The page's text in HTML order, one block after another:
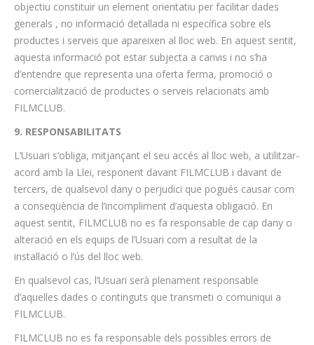
objectiu constituir un element orientatiu per facilitar dades
generals , no informació detallada ni específica sobre els
productes i serveis que apareixen al lloc web. En aquest sentit,
aquesta informació pot estar subjecta a canvis i no s’ha
d’entendre que representa una oferta ferma, promoció o
comercialització de productes o serveis relacionats amb
FILMCLUB.
9. RESPONSABILITATS
L’Usuari s’obliga, mitjançant el seu accés al lloc web, a utilitzar-
acord amb la Llei, responent davant FILMCLUB i davant de
tercers, de qualsevol dany o perjudici que pogués causar com
a conseqüència de l’incompliment d’aquesta obligació. En
aquest sentit, FILMCLUB no es fa responsable de cap dany o
alteració en els equips de l’Usuari com a resultat de la
instal·lació o l’ús del lloc web.
En qualsevol cas, l’Usuari serà plenament responsable
d’aquelles dades o continguts que transmeti o comuniqui a
FILMCLUB.
FILMCLUB no es fa responsable dels possibles errors de